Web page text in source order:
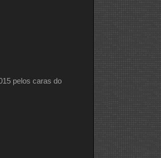
pelos caras do